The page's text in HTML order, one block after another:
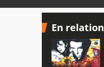
En relation